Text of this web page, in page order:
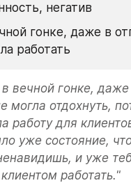
негатив
гонке, даже в
работать
вечной гонке, даже
могла отдохнуть,
работу для
уже состояние,
и уже
работать."